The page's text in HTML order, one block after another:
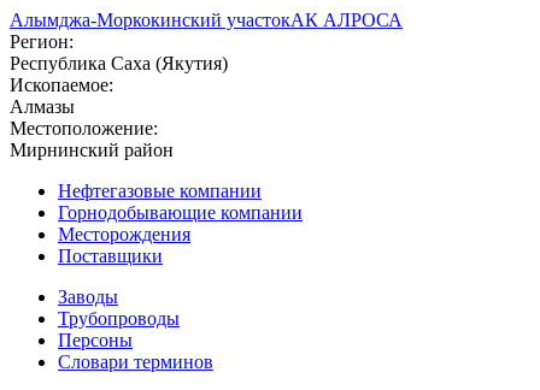
Алымджа-Моркокинский участокАК АЛРОСА
Регион:
Республика Саха (Якутия)
Ископаемое:
Алмазы
Местоположение:
Мирнинский район
Нефтегазовые компании
Горнодобывающие компании
Месторождения
Поставщики
Заводы
Трубопроводы
Персоны
Словари терминов